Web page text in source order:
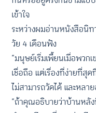
เข้าใจ
ระหว่างผมอ่านหนังสือนิ
วัย 4 เดือนฟัง
“มนุษย์เริ่มเพี้ยนเมื่อพวกเ
เชื่อถือ แต่เรื่องที่ง่ายที่
ไม่สามารถวัดได้ และหลา
”ถ้าคุณอธิบายว่าบ้านหลั